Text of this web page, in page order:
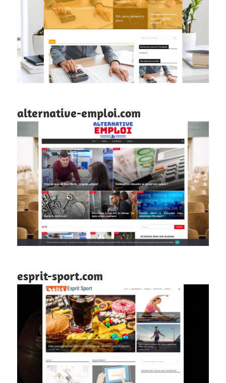
alternative-emploi.com
esprit-sport.com